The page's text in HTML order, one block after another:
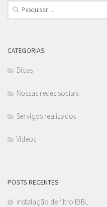
Pesquisar
por:
CATEGORIAS
Dicas
Nossas redes sociais
Serviços realizados
Videos
POSTS RECENTES
Instalação de filtro IBBL